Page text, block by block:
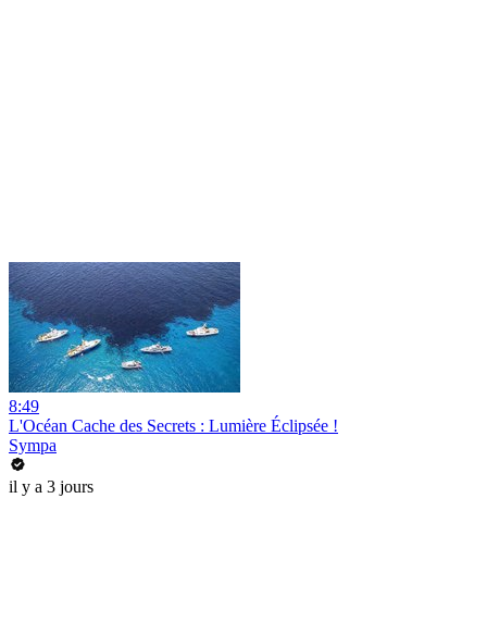
8:49
L'Océan Cache des Secrets : Lumière Éclipsée !
Sympa
il y a 3 jours